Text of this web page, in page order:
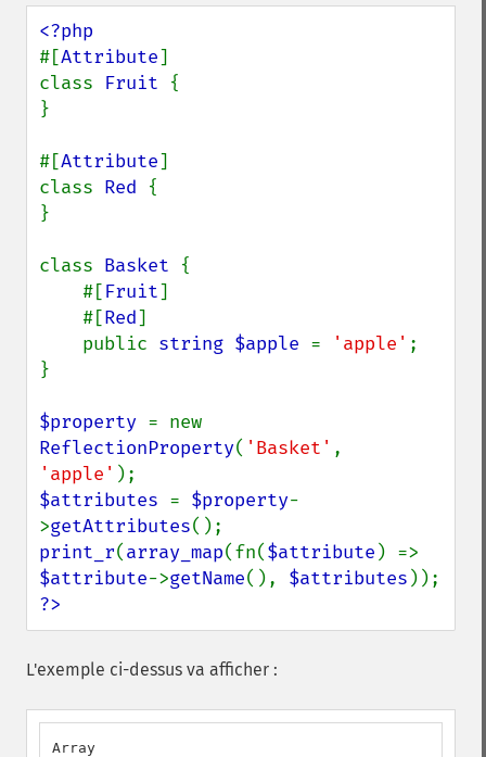
#[Attribute]
class Fruit {
}
#[Attribute]
class Red {
}
class Basket {
    #[
Fruit]
    #[
Red]
    public
string $apple = 'apple' ;
}
$property
ReflectionProperty( 'Basket'
'apple'
$attributes = $property-
>getAttributes
print_r(array_map(fn($attribute
$attribute->getName(), $attributes
?>
L'exemple ci-dessus va afficher :
Array